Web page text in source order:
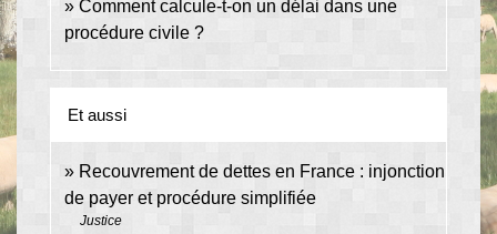
Comment calcule-t-on un délai dans une
procédure civile ?
Et aussi
Recouvrement de dettes en France : injonction
de payer et procédure simplifiée
Justice